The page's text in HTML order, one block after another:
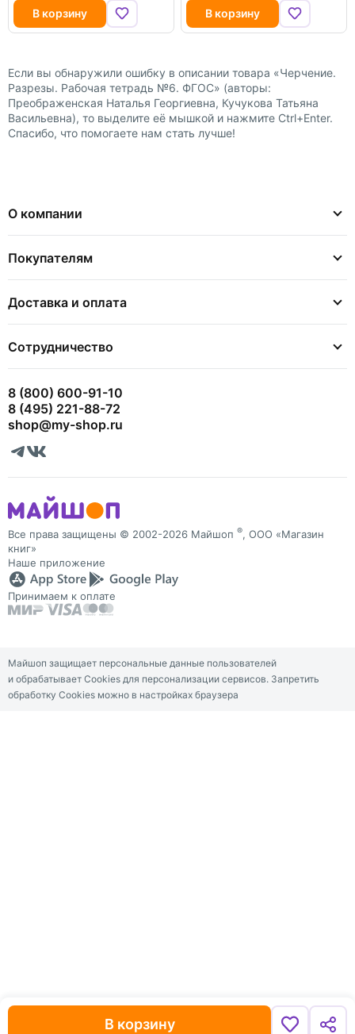
В корзину
В корзину В корзину
Если вы обнаружили ошибку в описании товара «Черчение.
Разрезы. Рабочая тетрадь №6. ФГОС» (авторы:
Преображенская Наталья Георгиевна, Кучукова Татьяна
Васильевна), то выделите её мышкой и нажмите Ctrl+Enter.
Спасибо, что помогаете нам стать лучше!
О компании
Покупателям
Доставка и оплата
Сотрудничество
8 (800) 600-91-10
8 (495) 221-88-72
shop@my-shop.ru
Все права защищены © 2002-2026 Майшоп ®, ООО «Магазин
книг»
Наше приложение
Принимаем к оплате
Майшоп защищает персональные данные пользователей
и обрабатывает Cookies для персонализации сервисов. Запретить
обработку Cookies можно в настройках браузера